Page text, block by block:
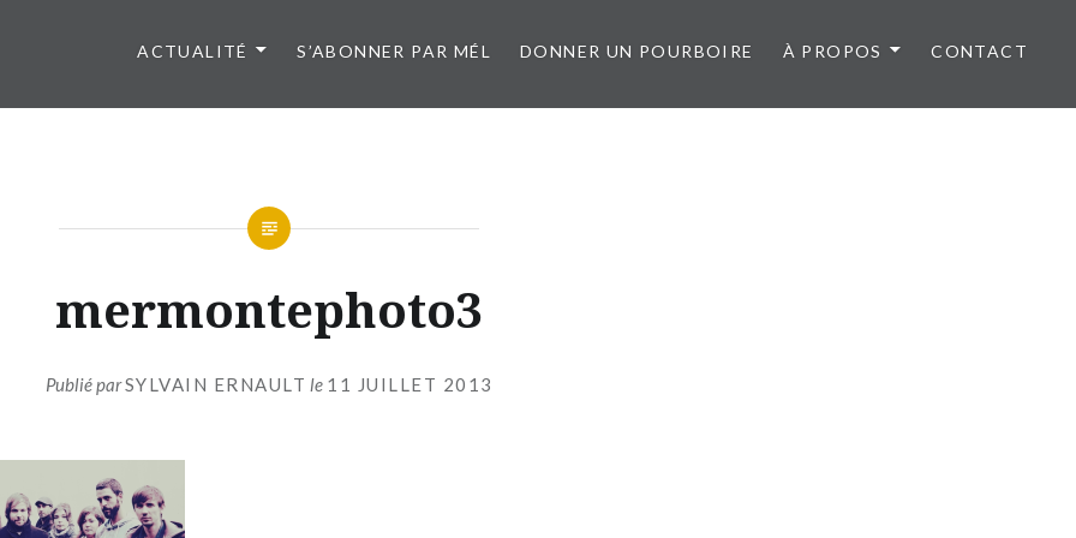
ACTUALITÉ S’ABONNER PAR MÉL DONNER UN POURBOIRE À PROPOS CONTACT
mermontephoto3
Publié parSYLVAIN ERNAULT le 11 JUILLET 2013